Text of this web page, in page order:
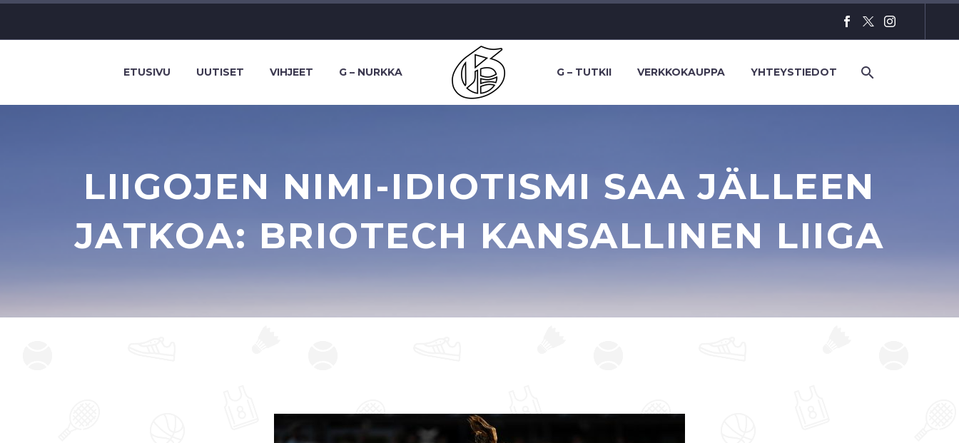
ETUSIVU UUTISET VIHJEET G – NURKKA G – TUTKII VERKKOKAUPPA YHTEYSTIEDOT
LIIGOJEN NIMI-IDIOTISMI SAA JÄLLEEN
JATKOA: BRIOTECH KANSALLINEN LIIGA